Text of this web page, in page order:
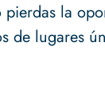
la
de lugares